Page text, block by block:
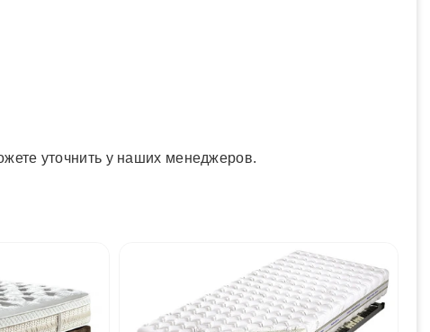
уточнить у наших менеджеров.